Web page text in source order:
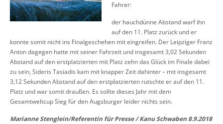
Fahrer:
der hauchdünne Abstand warf ihn
auf den 11. Platz zurück und er
konnte somit nicht ins Finalgeschehen mit eingreifen. Der Leipziger Franz
Anton dagegen hatte mit seiner Fahrzeit und insgesamt 3,02 Sekunden
Abstand auf den erstplatzierten mit Platz zehn das Glück im Finale dabei
zu sein, Sideris Tasiadis kam mit knapper Zeit dahinter – mit insgesamt
3,12 Sekunden Abstand auf den erstplatzierten rutschte er auf den 11.
Platz und war somit draußen. Es sollte dieses Jahr mit dem
Gesamtweltcup Sieg für den Augsburger leider nichts sein.
Marianne Stenglein/Referentin für Presse / Kanu Schwaben 8.9.2018